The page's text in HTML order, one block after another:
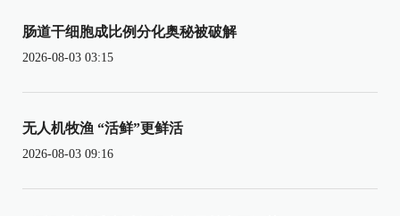
肠道干细胞成比例分化奥秘被破解
2026-08-03 03:15
无人机牧渔 “活鲜”更鲜活
2026-08-03 09:16